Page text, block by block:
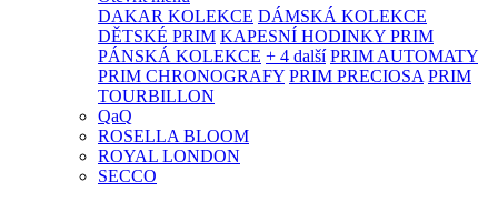
DAKAR KOLEKCE DÁMSKÁ KOLEKCE
DĚTSKÉ PRIM KAPESNÍ HODINKY PRIM
PÁNSKÁ KOLEKCE + 4 další PRIM AUTOMATY
PRIM CHRONOGRAFY PRIM PRECIOSA PRIM
TOURBILLON
QaQ
ROSELLA BLOOM
ROYAL LONDON
SECCO